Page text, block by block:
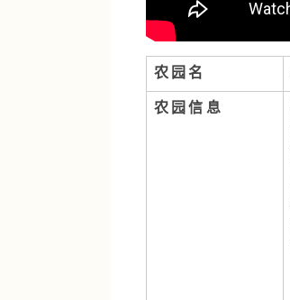
农园名
农园信息